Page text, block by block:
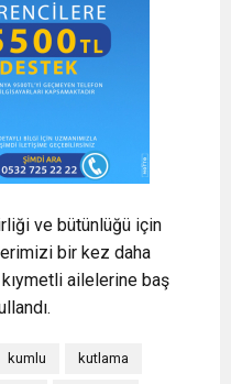
ve bütünlüğü için
bir kez daha
ailelerine baş
kumlu kutlama